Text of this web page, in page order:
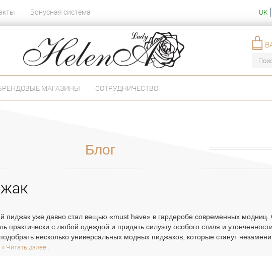
Бонусная система UK
МАГАЗИНЫ СОТРУДНИЧЕСТВО
Блог
пиджак уже давно стал вещью «must have» в гардеробе современных модниц.
практически с любой одеждой и придать силуэту особого стиля и
несколько универсальных модных пиджаков, которые станут
» Читать далее...